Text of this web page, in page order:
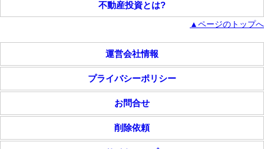
不動産投資とは?
▲ページのトップへ
運営会社情報
プライバシーポリシー
お問合せ
削除依頼